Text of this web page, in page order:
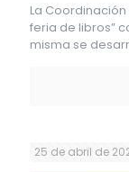
La
feria de libros”
misma se
25 de abril de